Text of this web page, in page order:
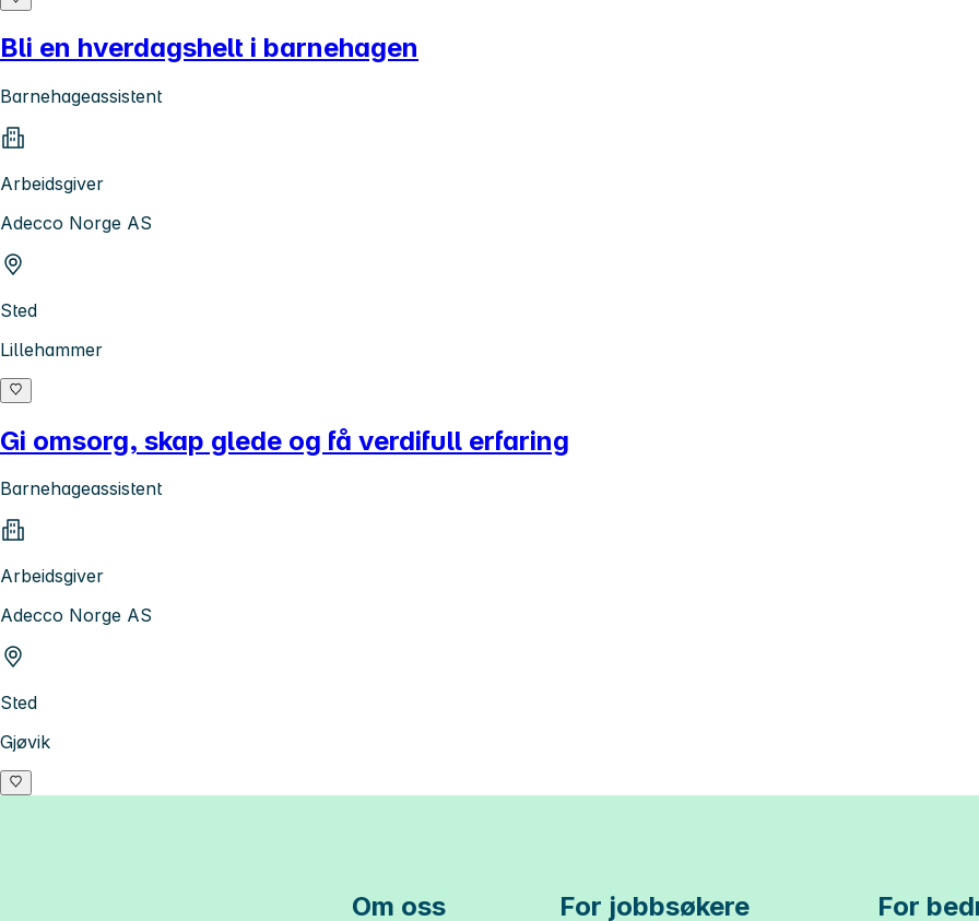
Bli en hverdagshelt i barnehagen
Barnehageassistent
Arbeidsgiver
Adecco Norge AS
Sted
Lillehammer
Gi omsorg, skap glede og få verdifull erfaring
Barnehageassistent
Arbeidsgiver
Adecco Norge AS
Sted
Gjøvik
Om oss For jobbsøkere For